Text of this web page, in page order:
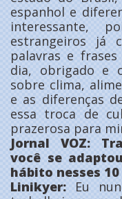
espanhol e
interessante,
estrangeiros já
palavras e
dia, obrigado e
sobre clima,
e as diferenças
essa troca de
prazerosa para
Jornal VOZ:
você se
hábito nesses
Linikyer: Eu